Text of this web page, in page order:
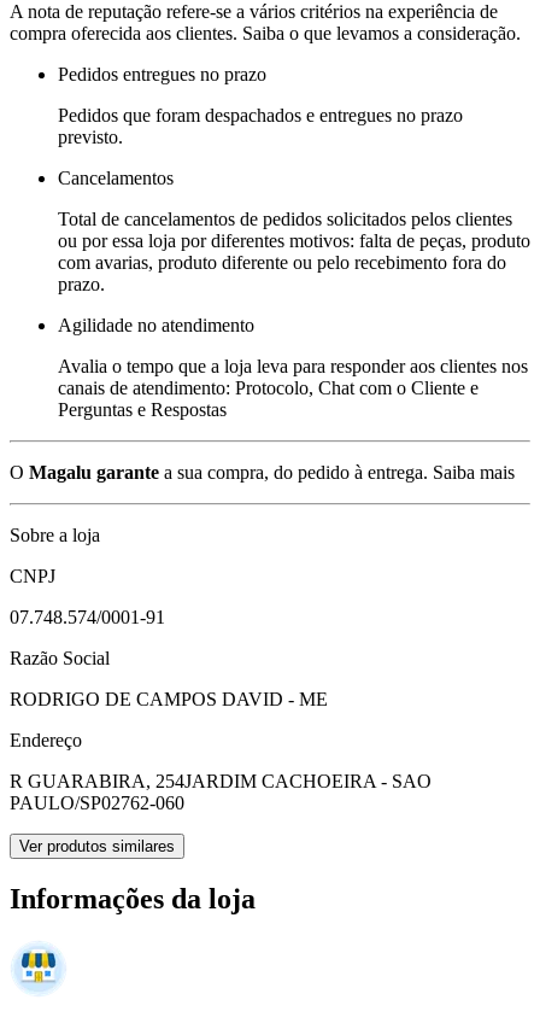
A nota de reputação refere-se a vários critérios na experiência de
compra oferecida aos clientes. Saiba o que levamos a consideração.
Pedidos entregues no prazo
Pedidos que foram despachados e entregues no prazo
previsto.
Cancelamentos
Total de cancelamentos de pedidos solicitados pelos clientes
ou por essa loja por diferentes motivos: falta de peças, produto
com avarias, produto diferente ou pelo recebimento fora do
prazo.
Agilidade no atendimento
Avalia o tempo que a loja leva para responder aos clientes nos
canais de atendimento: Protocolo, Chat com o Cliente e
Perguntas e Respostas
O Magalu garante a sua compra, do pedido à entrega. Saiba mais
Sobre a loja
CNPJ
07.748.574/0001-91
Razão Social
RODRIGO DE CAMPOS DAVID - ME
Endereço
R GUARABIRA, 254JARDIM CACHOEIRA - SAO
PAULO/SP02762-060
Ver produtos similares
Informações da loja